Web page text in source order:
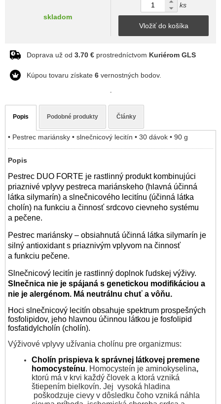
skladom
ks
Vložiť do košíka
Doprava už od 3.70 € prostredníctvom Kuriérom GLS
Kúpou tovaru získate 6 vernostných bodov.
-
Popis Podobné produkty Články
• Pestrec mariánsky • slnečnicový lecitín • 30 dávok • 90 g
Popis
Pestrec DUO FORTE je rastlinný produkt kombinujúci
priaznivé vplyvy pestreca mariánskeho (hlavná účinná
látka silymarín) a slnečnicového lecitínu (účinná látka
cholín) na funkciu a činnosť srdcovo cievneho systému
a pečene.
Pestrec mariánsky – obsiahnutá účinná látka silymarín je
silný antioxidant s priaznivým vplyvom na činnosť
a funkciu pečene.
Slnečnicový lecitín je rastlinný doplnok ľudskej výživy.
Slnečnica nie je spájaná s genetickou modifikáciou a
nie je alergénom. Má neutrálnu chuť a vôňu.
Hoci slnečnicový lecitín obsahuje spektrum prospešných
fosfolipidov, jeho hlavnou účinnou látkou je fosfolipid
fosfatidylcholín (cholín).
Výživové vplyvy užívania cholínu pre organizmus:
Cholín prispieva k správnej látkovej premene
homocysteínu. Homocysteín je aminokyselina,
ktorú má v krvi každý človek a ktorá vzniká
štiepením bielkovín. Jej vysoká hladina
poškodzuje cievy v dôsledku čoho vzniká náhla